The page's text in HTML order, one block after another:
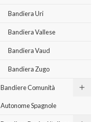
Bandiera Uri
Bandiera Vallese
Bandiera Vaud
Bandiera Zugo
Bandiere Comunità
Autonome Spagnole